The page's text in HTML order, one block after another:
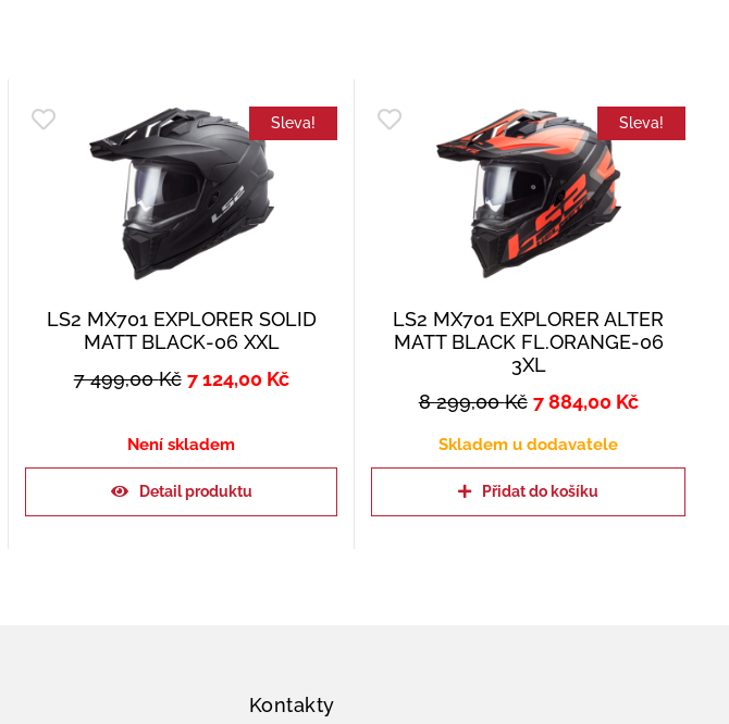
Sleva!
LS2 MX701 EXPLORER SOLID
MATT BLACK-06 XXL
7 499,00Kč 7 124,00 Kč
Není skladem
Detail produktu
Sleva!
LS2 MX701 EXPLORER ALTER
MATT BLACK FL.ORANGE-06
3XL
8 299,00Kč 7 884,00 Kč
Skladem u dodavatele
Přidat do košíku
Kontakty